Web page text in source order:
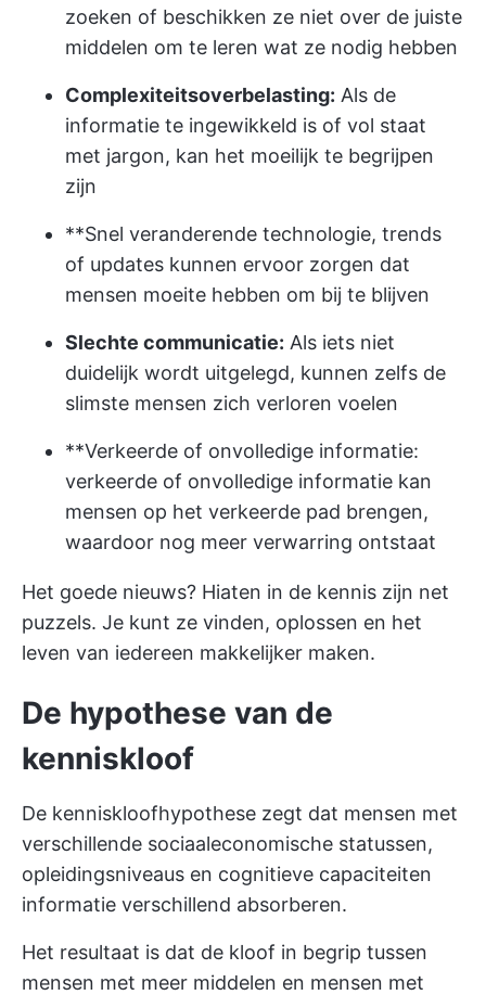
zoeken of beschikken ze niet over de juiste
middelen om te leren wat ze nodig hebben
Complexiteitsoverbelasting: Als de
informatie te ingewikkeld is of vol staat
met jargon, kan het moeilijk te begrijpen
zijn
**Snel veranderende technologie, trends
of updates kunnen ervoor zorgen dat
mensen moeite hebben om bij te blijven
Slechte communicatie: Als iets niet
duidelijk wordt uitgelegd, kunnen zelfs de
slimste mensen zich verloren voelen
**Verkeerde of onvolledige informatie:
verkeerde of onvolledige informatie kan
mensen op het verkeerde pad brengen,
waardoor nog meer verwarring ontstaat
Het goede nieuws? Hiaten in de kennis zijn net
puzzels. Je kunt ze vinden, oplossen en het
leven van iedereen makkelijker maken.
De hypothese van de
kenniskloof
De kenniskloofhypothese zegt dat mensen met
verschillende sociaaleconomische statussen,
opleidingsniveaus en cognitieve capaciteiten
informatie verschillend absorberen.
Het resultaat is dat de kloof in begrip tussen
mensen met meer middelen en mensen met